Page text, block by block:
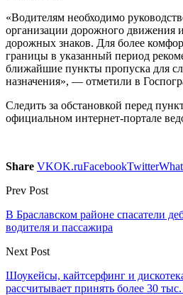
«Водителям необходимо
организации дорожного движения
дорожных знаков. Для более
границы в указанный период
ближайшие пункты пропуска для
назначения», — отметили в
Следить за обстановкой перед
официальном интернет-портале
Share VKOK.ruFacebookTwitter
Prev Post
В Браславском районе спасатели
водителя и пассажира
Next Post
Шоукейсы, кайтсерфинг и
рассчитывает принять более 30 тыс.